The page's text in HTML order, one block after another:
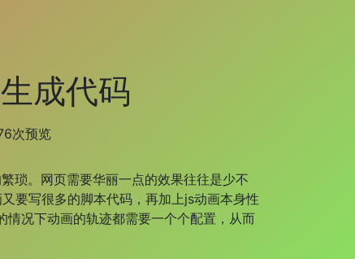
成代码
次预览
。网页需要华丽一点的效果往往是少不
要写很多的脚本代码，再加上js动画本身性
况下动画的轨迹都需要一个个配置，从而